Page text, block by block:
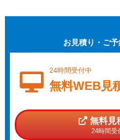
お見積り・ご
24時間受付中
無料WEB見
無料見
24時間受